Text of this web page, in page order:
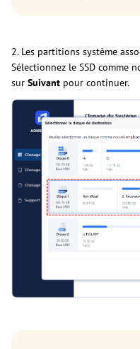
2. Les partitions système
Sélectionnez le SSD comme
sur Suivant pour continuer.